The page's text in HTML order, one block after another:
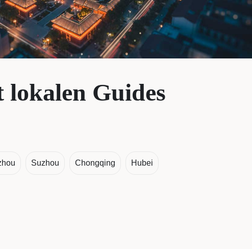
lokalen Guides
Suzhou Chongqing Hubei